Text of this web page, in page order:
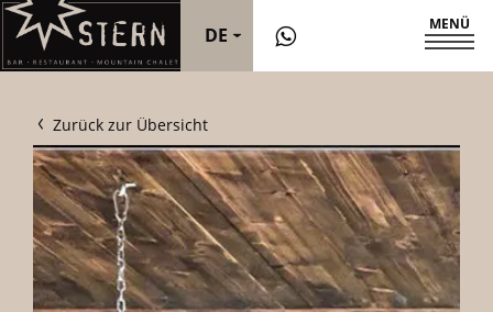
DE
EN
MENÜ
Zurück zur Übersicht